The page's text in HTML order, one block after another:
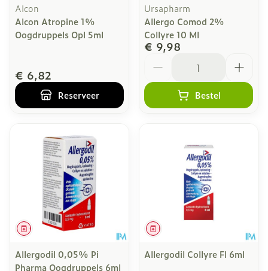
Alcon
Alcon Atropine 1%
Oogdruppels Opl 5ml
€ 6,82
Reserveer
Ursapharm
Allergo Comod 2%
Collyre 10 Ml
€ 9,98
Bestel
Geneesmiddel
Allergodil 0,05% Pi
Pharma Oogdruppels 6ml
Geneesmiddel
Allergodil Collyre Fl 6ml